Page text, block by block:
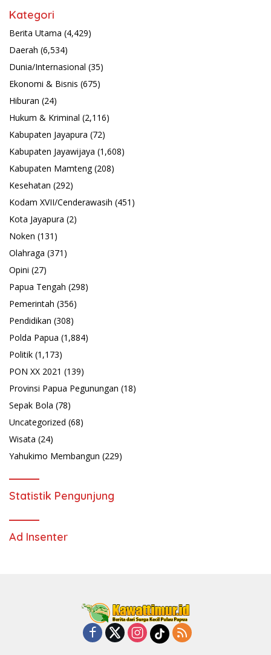
Kategori
Berita Utama (4,429)
Daerah (6,534)
Dunia/Internasional (35)
Ekonomi & Bisnis (675)
Hiburan (24)
Hukum & Kriminal (2,116)
Kabupaten Jayapura (72)
Kabupaten Jayawijaya (1,608)
Kabupaten Mamteng(208)
Kesehatan (292)
Kodam XVII/Cenderawasih (451)
Kota Jayapura (2)
Noken (131)
Olahraga (371)
Opini (27)
Papua Tengah (298)
Pemerintah (356)
Pendidikan (308)
Polda Papua (1,884)
Politik (1,173)
PON XX 2021 (139)
Provinsi Papua Pegunungan (18)
Sepak Bola (78)
Uncategorized (68)
Wisata (24)
Yahukimo Membangun (229)
Statistik Pengunjung
Ad Insenter